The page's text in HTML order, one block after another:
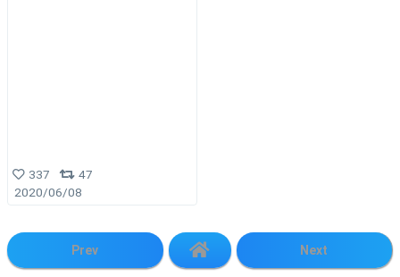
337
47
2020/06/08
Prev Next